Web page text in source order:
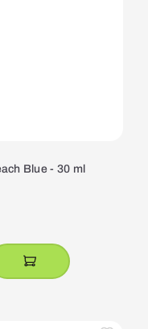
Blue - 30 ml